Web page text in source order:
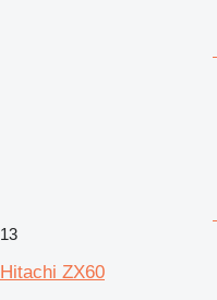
13
Hitachi ZX60